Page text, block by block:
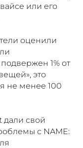
или его
оценили
1% от
это
не менее 100
дали свой
с NAME: